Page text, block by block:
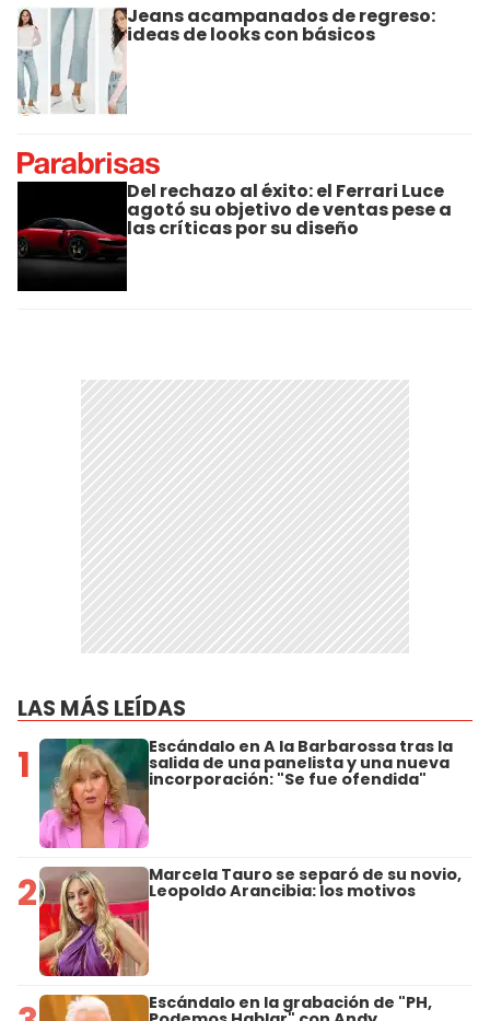
Jeans acampanados de regreso:
ideas de looks con básicos
Del rechazo al éxito: el Ferrari Luce
agotó su objetivo de ventas pese a
las críticas por su diseño
LAS MÁS LEÍDAS
1 Escándalo en A la Barbarossa tras la
salida de una panelista y una nueva
incorporación: "Se fue ofendida"
2 Marcela Tauro se separó de su novio,
Leopoldo Arancibia: los motivos
Escándalo en la grabación de "PH,